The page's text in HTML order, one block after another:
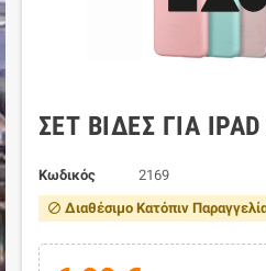
ΣΕΤ ΒΊΔΕΣ ΓΙΑ
Κωδικός 2169
block Διαθέσιμο Κατόπιν